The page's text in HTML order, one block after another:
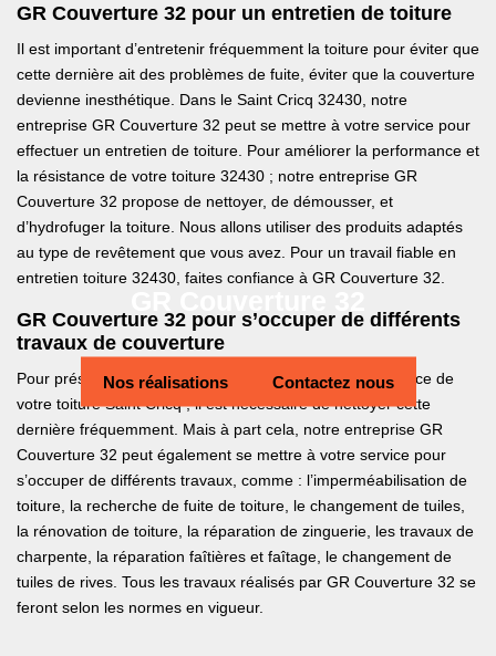
Nos réalisations Contactez nous
GR Couverture 32 pour un entretien de toiture
Il est important d’entretenir fréquemment la toiture pour éviter que
cette dernière ait des problèmes de fuite, éviter que la couverture
devienne inesthétique. Dans le Saint Cricq 32430, notre
entreprise GR Couverture 32 peut se mettre à votre service pour
effectuer un entretien de toiture. Pour améliorer la performance et
la résistance de votre toiture 32430 ; notre entreprise GR
Couverture 32 propose de nettoyer, de démousser, et
d’hydrofuger la toiture. Nous allons utiliser des produits adaptés
au type de revêtement que vous avez. Pour un travail fiable en
entretien toiture 32430, faites confiance à GR Couverture 32.
GR Couverture 32 pour s’occuper de différents
travaux de couverture
Pour préserver l’étanchéité, la résistance et la performance de
votre toiture Saint Cricq ; il est nécessaire de nettoyer cette
dernière fréquemment. Mais à part cela, notre entreprise GR
Couverture 32 peut également se mettre à votre service pour
s’occuper de différents travaux, comme : l’imperméabilisation de
toiture, la recherche de fuite de toiture, le changement de tuiles,
la rénovation de toiture, la réparation de zinguerie, les travaux de
charpente, la réparation faîtières et faîtage, le changement de
tuiles de rives. Tous les travaux réalisés par GR Couverture 32 se
feront selon les normes en vigueur.